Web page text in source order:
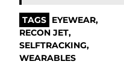
TAGS EYEWEAR,
RECON JET,
SELFTRACKING,
WEARABLES